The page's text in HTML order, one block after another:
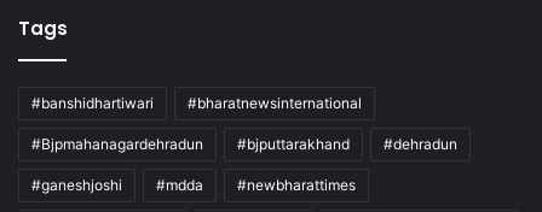
Tags
#banshidhartiwari #bharatnewsinternational
#Bjpmahanagardehradun #bjputtarakhand #dehradun
#ganeshjoshi #mdda #newbharattimes